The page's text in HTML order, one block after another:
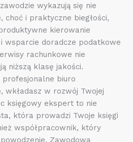
wykazują się nie
choć i praktyczne biegłości,
kierowanie
wsparcie doradcze podatkowe
rachunkowe nie
niższą klasę jakości.
profesjonalne biuro
wkładasz w rozwój Twojej
księgowy ekspert to nie
która prowadzi Twoje księgi
współpracownik, który
Zawodowa